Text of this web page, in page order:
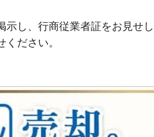
示し、行商従業者証をお見せし
ださい。